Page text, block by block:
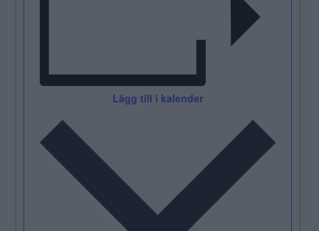
Lägg till i kalender